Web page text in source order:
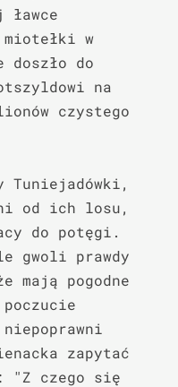
ławce
miotełki w
doszło do
na
czystego
Tuniejadówki,
od ich losu,
do potęgi.
gwoli prawdy
mają pogodne
niepoprawni
zapytać
"Z czego się